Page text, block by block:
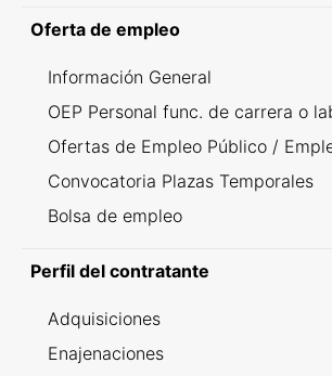
Oferta de empleo
Información General
OEP Personal func. de carrera o
Ofertas de Empleo Público /
Convocatoria Plazas Temporales
Bolsa de empleo
Perfil del contratante
Adquisiciones
Enajenaciones